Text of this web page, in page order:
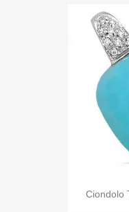
Ciondolo